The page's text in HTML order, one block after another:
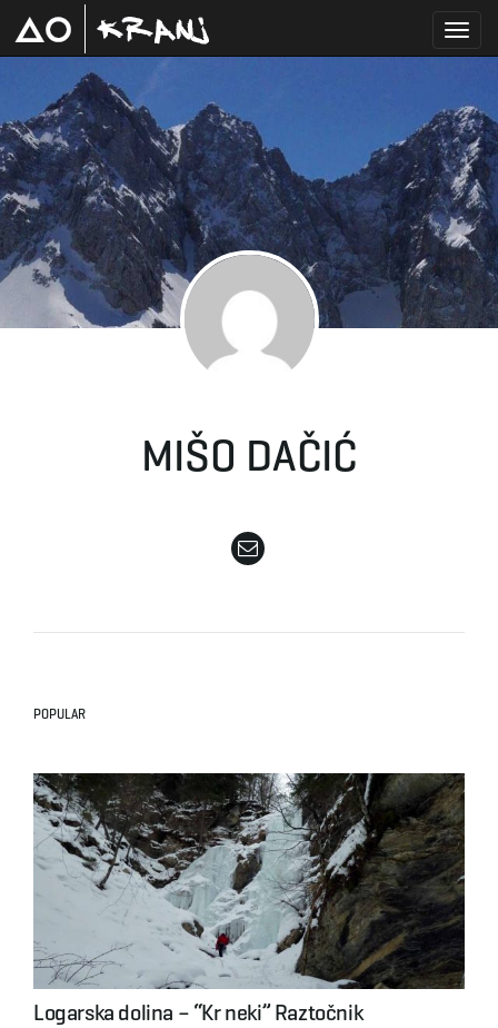
o
g
n
v
i
MIŠO DAČIĆ
POPULAR
Logarska dolina – “Kr neki” Raztočnik